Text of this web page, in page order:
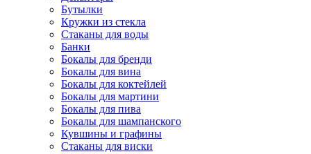
Бутылки
Кружки из стекла
Стаканы для воды
Банки
Бокалы для бренди
Бокалы для вина
Бокалы для коктейлей
Бокалы для мартини
Бокалы для пива
Бокалы для шампанского
Кувшины и графины
Стаканы для виски